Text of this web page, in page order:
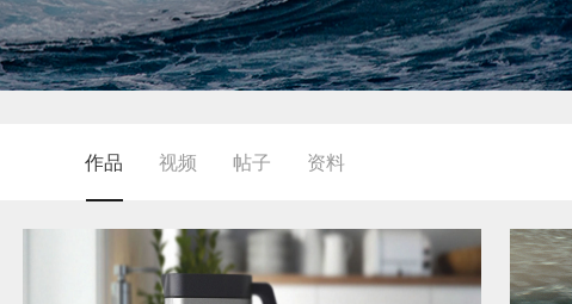
作品 视频 帖子 资料